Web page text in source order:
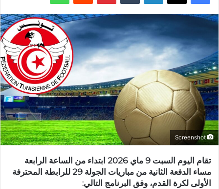
Screenshot
تقام اليوم السبت 9 ماي 2026 ابتداء من الساعة الرابعة
مساء الدفعة الثانية من مباريات الجولة 29 للرابطة المحترفة
الأولى لكرة القدم، وفق البرنامج التالي: